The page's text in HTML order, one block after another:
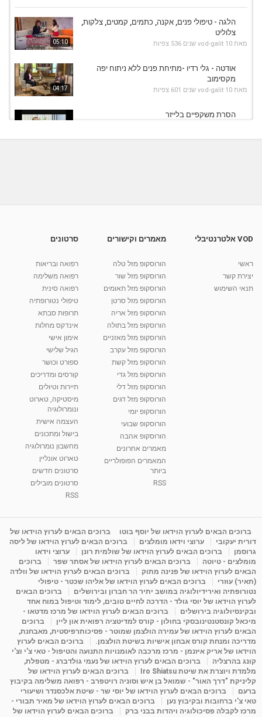
05:10
הלגה - טיפולי פנים, אקנה, כתמים, קמטים, צלקות,
צלוליט
מאת vod-galit 10 שנים 536 צפיות
04:17
אודטה - גלי רדיו -מתיחת פנים ללא ניתוח יפה
מקסימוב
מאת vod-galit 10 שנים 601 צפיות
הסרת משקפיים בלייזר
מאת
10:17
קרין גורן - העוגה המתגלצ’ת ללא קמח
38.5k צפיות
01:37
יוסי שר - מתמחה בשיטת אלכסנדר וטאי צ'י
2,734 צפיות
01:46
רנה רז-גילו -טיפול אנרגטי ויעוץ רוחני - נומרולוגית
2,309 צפיות
05:37
סודות בתאריך הלידה, משמעות חודש הלידה -
ינואר זינה ליבשיץ נומרולוגית
ליסה גרוסמן - המרכז לאימון התנהגותי - קשב
09:12
מדיטציה בדמיון מודרך - היכרות עם האני הפנימי
מאת admin 11 שנים 3,644 צפיות
פנינה מתוק - מרכז "נתיב הלב" בהרצליה-
מדיטציה-התחדשות
Shahar-vod
VOD אלטרנטיבלי
ראשי
יצירת קשר
תנאי השימוש
מאמרים וקישורים
הורוסקופ מזל טלה
הורוסקופ מזל שור
הורוסקופ מזל תאומים
הורוסקופ מזל סרטן
הורוסקופ מזל אריה
הורוסקופ מזל בתולה
הורוסקופ מזל מאזניים
הורוסקופ מזל עקרב
הורוסקופ מזל קשת
הורוסקופ מזל גדי
הורוסקופ מזל דלי
הורוסקופ מזל דגים
הורוסקופ יומי
הורוסקופ שבועי
הורוסקופ אהבה
מאמרים אחרונים
המאמרים הפופולריים
ביותר
RSS
סרטונים
רפואה ובריאות
רפואה משלימה
רפואה סינית
טיפולי נטורופתיה
תרופות סבתא
אינדקס מחלות
אימון אישי
הגיל שלישי
ספורט וכושר
קורסים ומדריכים
תיירות וטיולים
מיסטיקה, טארוט
ונומרולוגיה
העצמה אישית
בישול ומתכונים
מחשבון נומרולוגיה
טארוט אונליין
סרטונים חדשים
סרטונים מובילים
RSS
ברוכים הבאים לערוץ הוידאו של יוסף בוטו
ברוכים הבאים לערוץ הוידאו של
דורית יעקובי
ערוצי וידאו מומלצים
ברוכים הבאים לערוץ הוידאו של ליסה
גרוסמן
ברוכים הבאים לערוץ הוידאו של שולמית רונן
ערוצי וידאו
מומלצים - טיוטה
ברוכים הבאים לערוץ הוידאו של אסתר שפר
ברוכים
הבאים לערוץ הוידאו של פנינה מתוק
ברוכים הבאים לערוץ הוידאו של וולדה
(תאיר) עוזרי
ברוכים הבאים לערוץ הוידאו של אליהו שכטר - טיפולי
נטורופתיה ואירידיולוגיה במושב יתיר הר חברון ובירושלים
ברוכים הבאים
לערוץ הוידאו של יוסי גולד - הדרכה לחיים טובים, לימוד וטיפול במוח אחד
ובקינסיולוגיה בירושלים
ברוכים הבאים לערוץ הוידאו של מרכז מדטאו -
מיכאל קונסטנטינובסקי בחולון - קורס למדיטציה רפואית און ליין
ברוכים
הבאים לערוץ הוידאו של עמירה הולצמן שמוטר - פסיכותרפיסטית, מאבחנת,
מדריכה ומנחת קורס אבחון אישיות בשיטת הולצמן.
ברוכים הבאים לערוץ
הוידאו של אריק איזנמן - מרכז מרכבה לאומנויות התנועה והטיפול - טאי צ'י וצ'י
קונג בהרצליה
ברוכים הבאים לערוץ הוידאו של נעמי גולדברג - מטפלת,
מלמדת ויוצרת את שיטת Iro Shiatsu
ברוכים הבאים לערוץ הוידאו של
קליניקת "דרך האור" - שמואל בן איש וסוניה רויטפרב - רפואה משלימה בקיבוץ
ברעם
ברוכים הבאים לערוץ הוידאו של יוסי שר - שיטת אלכסנדר ושיעורי
טאי צ'י ברחובות ובקיבוץ נען
ברוכים הבאים לערוץ הוידאו של מאיר תבורי -
מרכז לקבלה פסיכולוגיה ויהדות בבני ברק
ברוכים הבאים לערוץ הוידאו של